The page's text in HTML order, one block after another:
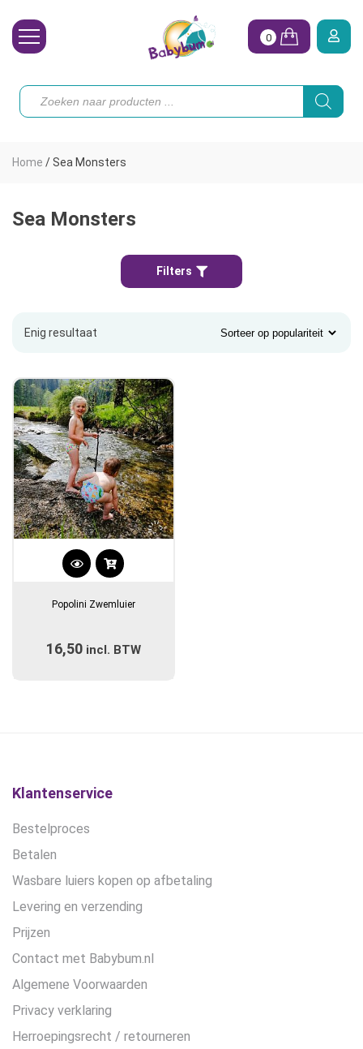
Toebehoren
Koopjes
0
Producten
zoeken
Home /Sea Monsters
Sea Monsters
Filters
Enig resultaat
Dit
heeft
variaties.
de
Popolini Zwemluier
16,50 incl. BTW
Klantenservice
Bestelproces
Betalen
Wasbare luiers kopen op afbetaling
Levering en verzending
Prijzen
Contact met Babybum.nl
Algemene Voorwaarden
Privacy verklaring
Herroepingsrecht / retourneren